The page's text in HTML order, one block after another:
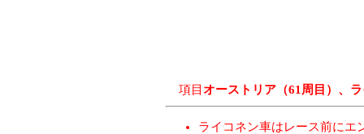
項目 オーストリア（61周目）、
ライコネン車はレース前にエ